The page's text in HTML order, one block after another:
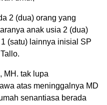
2 (dua) orang yang
anak usia 2 (dua)
(satu) lainnya inisial SP
MH. tak lupa
atas meninggalnya MD
senantiasa berada